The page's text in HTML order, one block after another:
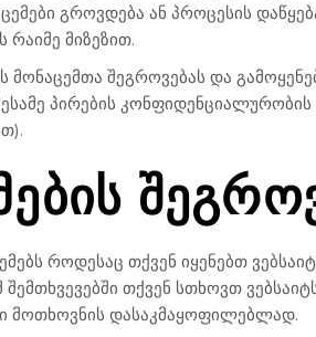
გროვდება ან პროცესის
რაიმე მიზეზით.
შეგროვებას და
პირების
როდესაც თქვენ იყენებთ
თქვენ სთხოვთ
მოთხოვნის დასაკმაყოფილებლად.